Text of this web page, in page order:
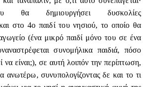
θα δημιουργήσει δυσκολίες
στο 4ο παιδί του νησιού, το οποίο θα
(ένα μικρό παιδί μόνο του σε ένα
συνομήλικα παιδιά, πόσο
να είναι;), σε αυτή λοιπόν την περίπτωση,
ανωτέρω, συνυπολογίζοντας δε και το τι